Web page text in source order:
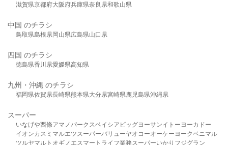
滋賀県京都府大阪府兵庫県奈良県和歌山県
中国 のチラシ
鳥取県島根県岡山県広島県山口県
四国 のチラシ
徳島県香川県愛媛県高知県
九州・沖縄 のチラシ
福岡県佐賀県長崎県熊本県大分県宮崎県鹿児島県沖縄県
スーパー
いなげや西條アマノパークスベイシア ビッグヨーサンイトーヨーカドー
イオンカスミ マルエツスーパーバリューヤオコーオーケー ヨークベニマル
ツルヤマルト オギノ エスマート ライフ業務スーパーいかり フジグラン